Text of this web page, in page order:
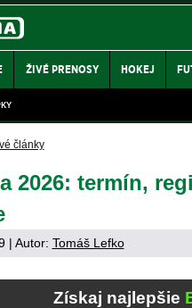
ŽIVÉ PRENOSY HOKEJ
články
2026: termín,
| Autor: Tomáš Lefko
Získaj najlepšie